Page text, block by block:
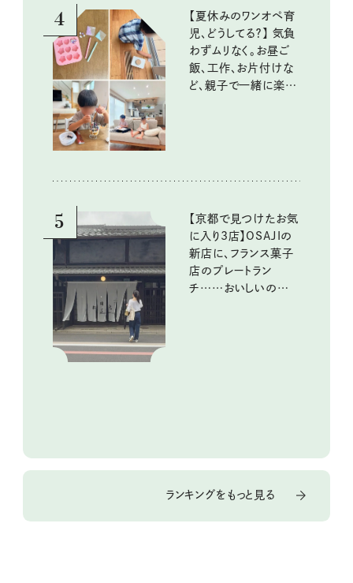
4
【夏休みのワンオペ育
児、どうしてる？】 気負
わずムリなく。お昼ご
飯、工作、お片付けな
ど、親子で一緒に楽し
5
【京都で見つけたお気
に入り3店】OSAJIの
新店に、フランス菓子
店のプレートラン
チ……おいしいのんび
ランキングをもっと見る